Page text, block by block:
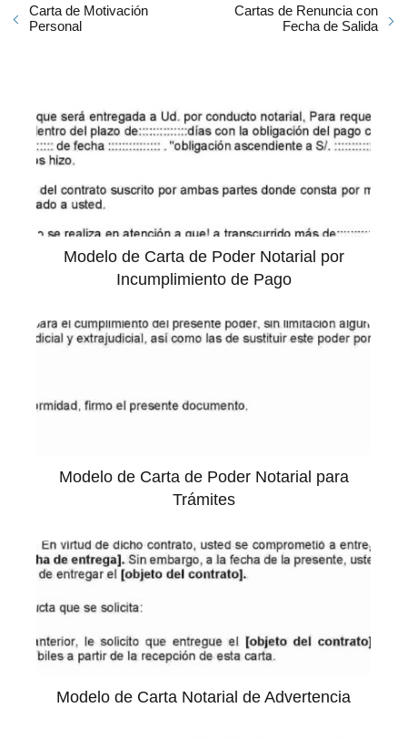
Carta de Motivación
Personal
Cartas de Renuncia con
Fecha de Salida
Modelo de Carta de Poder Notarial por
Incumplimiento de Pago
Modelo de Carta de Poder Notarial para
Trámites
Modelo de Carta Notarial de Advertencia